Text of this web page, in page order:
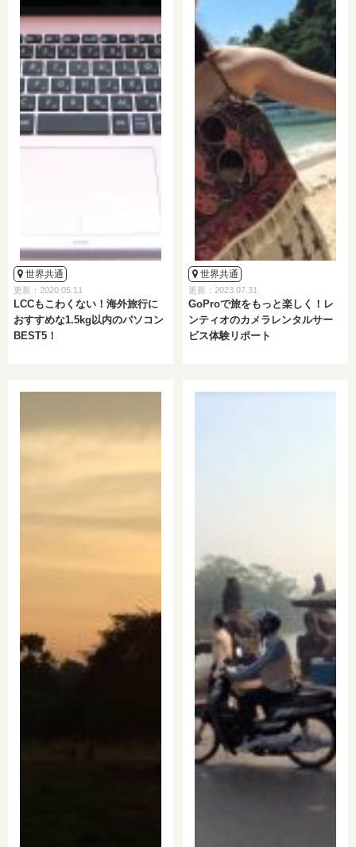
世界共通
更新：2020.05.11
LCCもこわくない！海外旅行に
おすすめな1.5kg以内のパソコン
BEST5！
世界共通
更新：2023.07.31
GoProで旅をもっと楽しく！レ
ンティオのカメラレンタルサー
ビス体験リポート